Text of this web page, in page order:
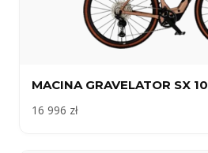
MACINA GRAVELATOR SX 10
16 996 zł